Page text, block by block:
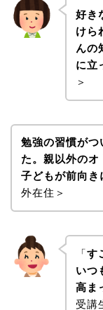
好き
けら
んの
に立
＞
勉強の習慣がつ
た。親以外のオ
子どもが前向き
外在住＞
「す
いつ
高ま
受講